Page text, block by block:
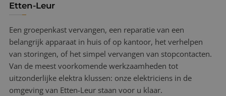
Etten-Leur
Een groepenkast vervangen, een reparatie van een
belangrijk apparaat in huis of op kantoor, het verhelpen
van storingen, of het simpel vervangen van stopcontacten.
Van de meest voorkomende werkzaamheden tot
uitzonderlijke elektra klussen: onze elektriciens in de
omgeving van Etten-Leur staan voor u klaar.